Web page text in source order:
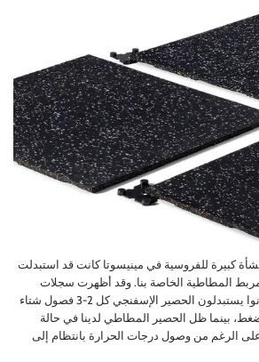
كبيرة للفروسية في مينيسوتا كانت قد استبدلت
المطاطية الخاصة بنا. وقد أظهرت سجلات
الصيانة الخاصة بهم أنهم كانوا يستبدلون الحصير الإسفنجي كل 2-3 فصول شتاء
بينما ظل الحصير المطاطي لدينا في حالة
من 8 سنوات على الرغم من وصول درجات الحرارة بانتظام إلى